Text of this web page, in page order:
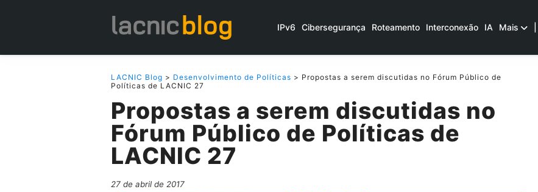
IPv6 Cibersegurança Roteamento Interconexão IA Mais
LACNIC Blog > Desenvolvimento de Políticas > Propostas a serem discutidas no Fórum Público de
Políticas de LACNIC 27
Propostas a serem discutidas no
Fórum Público de Políticas de
LACNIC 27
27 de abril de 2017